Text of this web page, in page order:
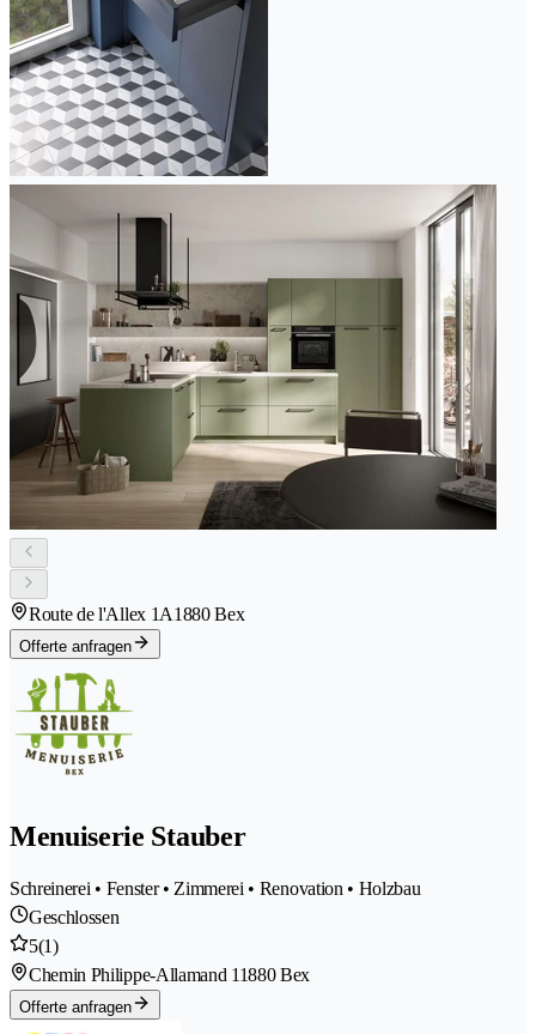
Route de l'Allex 1A1880 Bex
Offerte anfragen
Menuiserie Stauber
Schreinerei • Fenster • Zimmerei • Renovation • Holzbau
Geschlossen
5(1)
Chemin Philippe-Allamand 11880 Bex
Offerte anfragen